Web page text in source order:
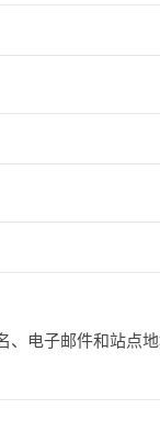
、电子邮件和站点